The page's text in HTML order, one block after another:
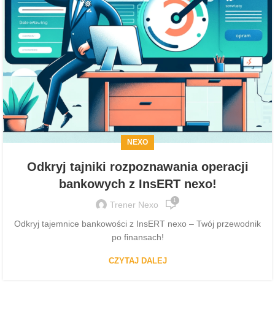
NEXO
Odkryj tajniki rozpoznawania operacji
bankowych z InsERT nexo!
Trener Nexo 1
Odkryj tajemnice bankowości z InsERT nexo – Twój przewodnik
po finansach!
CZYTAJ DALEJ